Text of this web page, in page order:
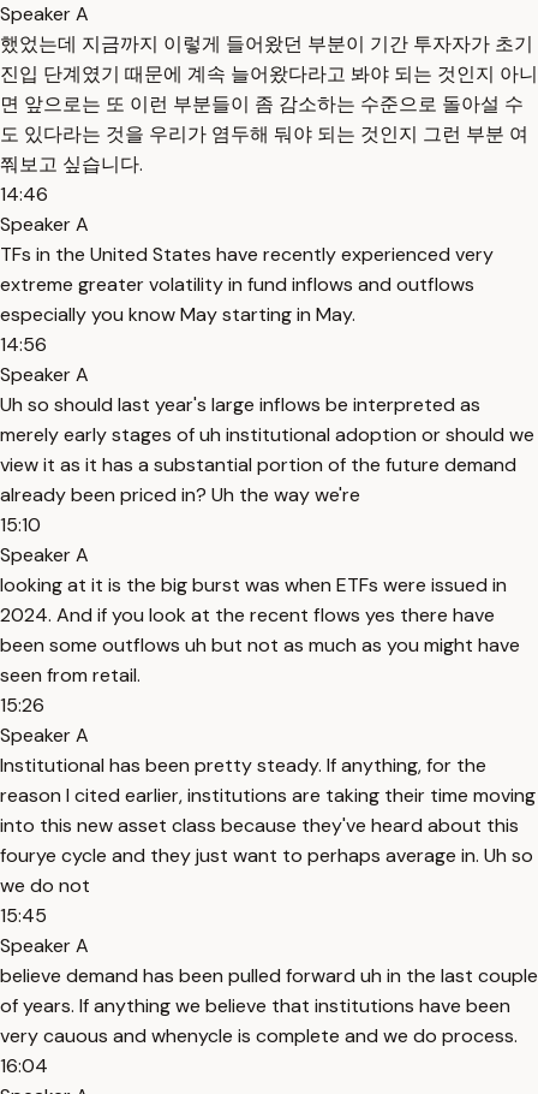
Speaker A
했었는데 지금까지 이렇게 들어왔던 부분이 기간 투자자가 초기
진입 단계였기 때문에 계속 늘어왔다라고 봐야 되는 것인지 아니
면 앞으로는 또 이런 부분들이 좀 감소하는 수준으로 돌아설 수
도 있다라는 것을 우리가 염두해 둬야 되는 것인지 그런 부분 여
쭤보고 싶습니다.
14:46
Speaker A
TFs in the United States have recently experienced very
extreme greater volatility in fund inflows and outflows
especially you know May starting in May.
14:56
Speaker A
Uh so should last year's large inflows be interpreted as
merely early stages of uh institutional adoption or should we
view it as it has a substantial portion of the future demand
already been priced in? Uh the way we're
15:10
Speaker A
looking at it is the big burst was when ETFs were issued in
2024. And if you look at the recent flows yes there have
been some outflows uh but not as much as you might have
seen from retail.
15:26
Speaker A
Institutional has been pretty steady. If anything, for the
reason I cited earlier, institutions are taking their time moving
into this new asset class because they've heard about this
fourye cycle and they just want to perhaps average in. Uh so
we do not
15:45
Speaker A
believe demand has been pulled forward uh in the last couple
of years. If anything we believe that institutions have been
very cauous and whenycle is complete and we do process.
16:04